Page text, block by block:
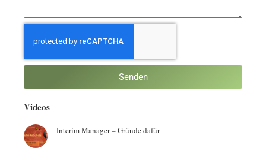
Senden
Videos
Interim Manager – Gründe dafür